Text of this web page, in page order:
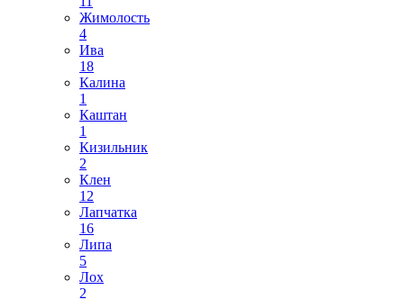
Жимолость
4
Ива
18
Калина
1
Каштан
1
Кизильник
2
Клен
12
Лапчатка
16
Липа
5
Лох
2